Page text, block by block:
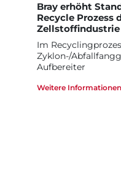
Bray erhöht
Recycle Prozess
Zellstoffindustrie
Im
Zyklon-/
Aufbereiter
Weitere Informationen